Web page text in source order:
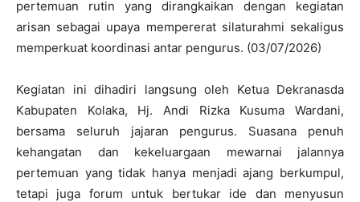
pertemuan rutin yang dirangkaikan dengan kegiatan
arisan sebagai upaya mempererat silaturahmi sekaligus
memperkuat koordinasi antar pengurus. (03/07/2026)
Kegiatan ini dihadiri langsung oleh Ketua Dekranasda
Kabupaten Kolaka, Hj. Andi Rizka Kusuma Wardani,
bersama seluruh jajaran pengurus. Suasana penuh
kehangatan dan kekeluargaan mewarnai jalannya
pertemuan yang tidak hanya menjadi ajang berkumpul,
tetapi juga forum untuk bertukar ide dan menyusun